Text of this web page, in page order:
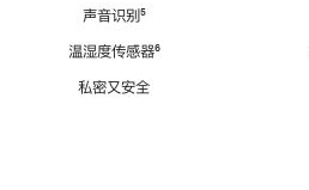
声音识别脚
⁵
温湿度传感器脚
⁶
私密又安全